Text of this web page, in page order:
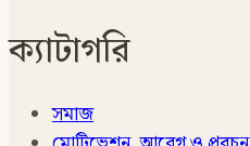
ক্যাটাগরি
সমাজ